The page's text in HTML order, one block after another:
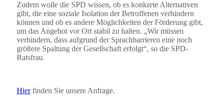
Zudem wolle die SPD wissen, ob es konkrete Alternativen
gibt, die eine soziale Isolation der Betroffenen verhindern
können und ob es andere Möglichkeiten der Förderung gibt,
um das Angebot vor Ort stabil zu halten. „Wir müssen
verhindern, dass aufgrund der Sprachbarrieren eine noch
größere Spaltung der Gesellschaft erfolgt“, so die SPD-
Ratsfrau.
Hierfinden Sie unsere Anfrage.